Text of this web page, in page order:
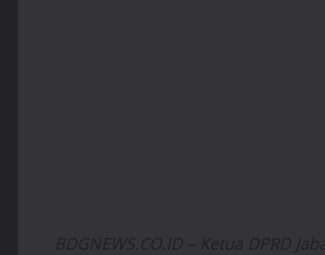
BDGNEWS.CO.ID – Ketua DPRD